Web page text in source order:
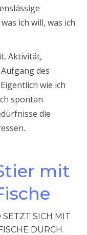
ich will, was ich
Aktivität,
des
wie ich
spontan
die
mit
SICH MIT
DURCH.